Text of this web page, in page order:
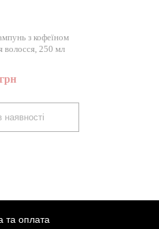
з кофеїном
волосся, 250 мл
грн
та оплата